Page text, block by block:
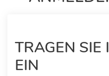
TRAGEN SIE
EIN